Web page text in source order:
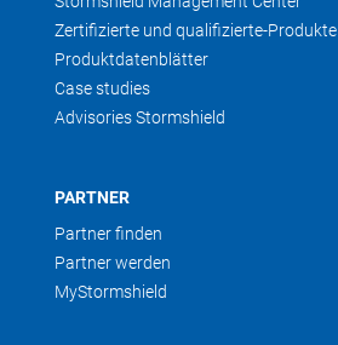
Zertifizierte und qualifizierte-Produkte
Produktdatenblätter
Case studies
Advisories Stormshield
PARTNER
Partner finden
Partner werden
MyStormshield